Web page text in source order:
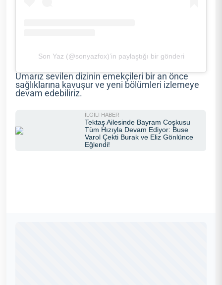
Son Yaz (@sonyazfox)’in paylaştığı bir gönderi
Umarız sevilen dizinin emekçileri bir an önce
sağlıklarına kavuşur ve yeni bölümleri izlemeye
devam edebiliriz.